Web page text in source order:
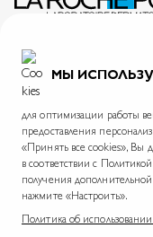
125047, г. Москва, вн.тер.г.
ИНН 7726059896
На информационном ресурсе
Skin.ruМеждународный сайт
МЫ
для оптимизации работы
предоставления
«Принять все cookies», Вы
в соответствии с
получения
нажмите «Настроить».
Политика об